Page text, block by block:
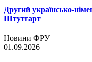
Другий українсько-
Штутгарт
Новини ФРУ
01.09.2026